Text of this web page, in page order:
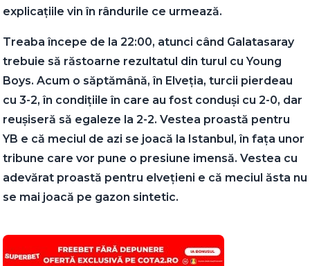
explicațiile vin în rândurile ce urmează.
Treaba începe de la 22:00, atunci când Galatasaray
trebuie să răstoarne rezultatul din turul cu Young
Boys. Acum o săptămână, în Elveția, turcii pierdeau
cu 3-2, în condițiile în care au fost conduși cu 2-0, dar
reușiseră să egaleze la 2-2. Vestea proastă pentru
YB e că meciul de azi se joacă la Istanbul, în fața unor
tribune care vor pune o presiune imensă. Vestea cu
adevărat proastă pentru elvețieni e că meciul ăsta nu
se mai joacă pe gazon sintetic.